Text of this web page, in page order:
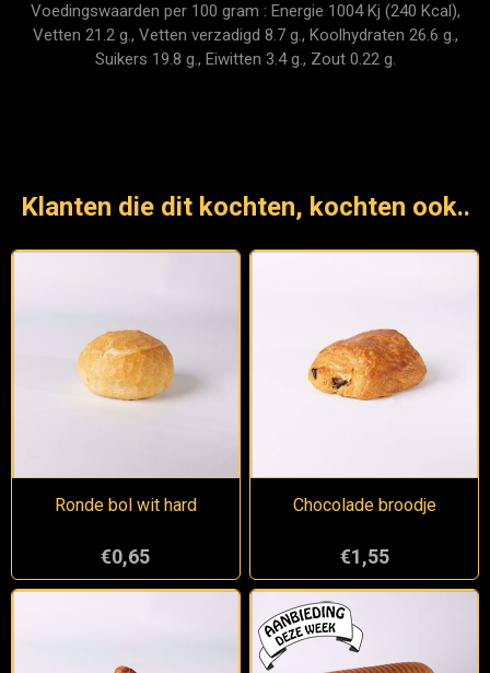
Voedingswaarden per 100 gram : Energie 1004 Kj (240 Kcal),
Vetten 21.2 g., Vetten verzadigd 8.7 g., Koolhydraten 26.6 g.,
Suikers 19.8 g., Eiwitten 3.4 g., Zout 0.22 g.
Klanten die dit kochten, kochten ook..
Ronde bol wit hard
€0,65
Chocolade broodje
€1,55